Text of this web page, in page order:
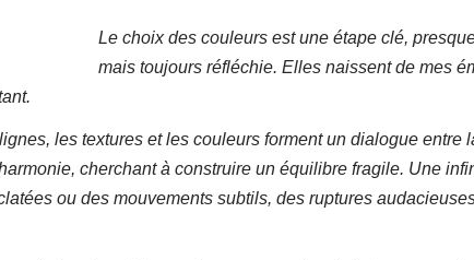
Le choix des couleurs est une étape clé,
mais toujours réfléchie. Elles naissent de mes
les textures et les couleurs forment un dialogue entre
cherchant à construire un équilibre fragile. Une
ou des mouvements subtils, des ruptures